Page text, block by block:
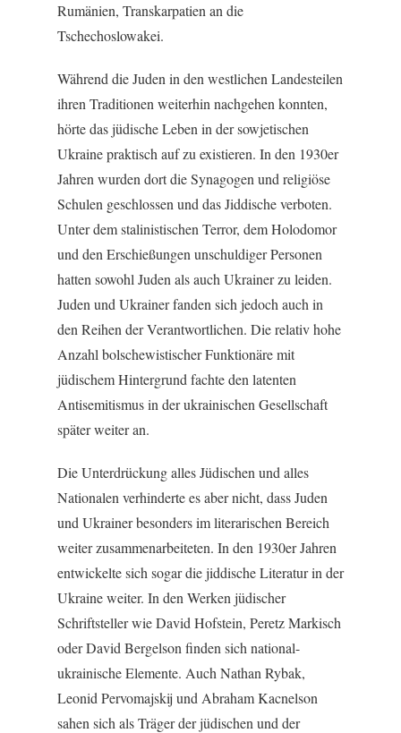
Rumänien, Transkarpatien an die
Tschechoslowakei.
Während die Juden in den westlichen Landesteilen
ihren Traditionen weiterhin nachgehen konnten,
hörte das jüdische Leben in der sowjetischen
Ukraine praktisch auf zu existieren. In den 1930er
Jahren wurden dort die Synagogen und religiöse
Schulen geschlossen und das Jiddische verboten.
Unter dem stalinistischen Terror, dem Holodomor
und den Erschießungen unschuldiger Personen
hatten sowohl Juden als auch Ukrainer zu leiden.
Juden und Ukrainer fanden sich jedoch auch in
den Reihen der Verantwortlichen. Die relativ hohe
Anzahl bolschewistischer Funktionäre mit
jüdischem Hintergrund fachte den latenten
Antisemitismus in der ukrainischen Gesellschaft
später weiter an.
Die Unterdrückung alles Jüdischen und alles
Nationalen verhinderte es aber nicht, dass Juden
und Ukrainer besonders im literarischen Bereich
weiter zusammenarbeiteten. In den 1930er Jahren
entwickelte sich sogar die jiddische Literatur in der
Ukraine weiter. In den Werken jüdischer
Schriftsteller wie David Hofstein, Peretz Markisch
oder David Bergelson finden sich national-
ukrainische Elemente. Auch Nathan Rybak,
Leonid Pervomajskij und Abraham Kacnelson
sahen sich als Träger der jüdischen und der